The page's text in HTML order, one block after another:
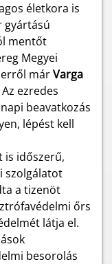
életkora is
gyártású
mentőt
Megyei
erről márVarga
ezredes
beavatkozás
lépést kell
is időszerű,
szolgálatot
a tizenöt
őrs
látja el.
besorolás